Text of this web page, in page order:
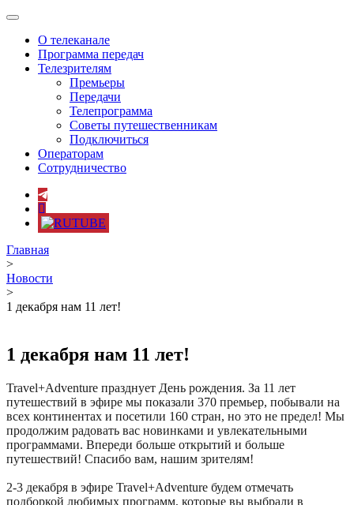
Toggle
navigationО телеканале
Программа передач
Телезрителям
Премьеры
Передачи
Телепрограмма
Советы путешественникам
Подключиться
Операторам
Сотрудничество
Главная
>
Новости
>
1 декабря нам 11 лет!
1 декабря нам 11 лет!
Travel+Adventure празднует День рождения. За 11 лет
путешествий в эфире мы показали 370 премьер, побывали на
всех континентах и посетили 160 стран, но это не предел! Мы
продолжим радовать вас новинками и увлекательными
программами. Впереди больше открытий и больше
путешествий! Спасибо вам, нашим зрителям!
2-3 декабря в эфире Travel+Adventure будем отмечать
подборкой любимых программ, которые вы выбрали в